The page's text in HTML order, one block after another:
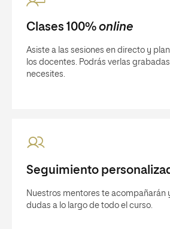
Clases 100% online
Asiste a las sesiones en directo y
los docentes. Podrás verlas
necesites.
Seguimiento
Nuestros mentores te acompañarán
dudas a lo largo de todo el curso.